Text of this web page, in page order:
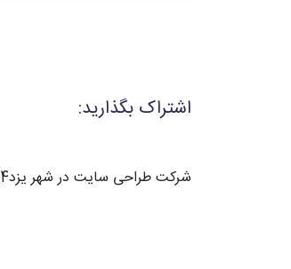
اشتراک بگذارید:
شرکت طراحی سایت در شهر یزد4